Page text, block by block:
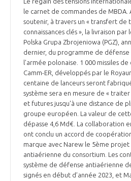
le carnet de commandes de MBDA.
soutenir, à travers un « transfert de
connaissances clés », la livraison par
Polska Grupa Zbrojeniowa (PGZ),
dernier, du programme de
l'armée polonaise. 1 000 missiles
Camm-ER, développés par le
centaine de lanceurs seront
système sera en mesure de «
et futures jusqu'à une distance de
groupe européen. La valeur de
dépasse 4,6 Md€. La collaboration
ont conclu un accord de
marque avec Narew le 5ème
antiaérienne du consortium. Les
système de défense antiaérienne
signés en début d’année 2023, et